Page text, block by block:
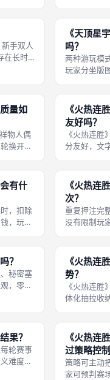
抗桌游，设
制。
手双人
在长时
《天顶星
吗？
两种游玩模
玩家分坐版
共享机制，
紧凑、思
量如
物人偶
换开桌
类配件
《火热连
友好吗？
《火热连
分友好，文
情。低龄儿
槛，绝大
有什
，扣除
，玩家
一，基
《火热连
次？
重复押注完
没有限制玩
次、一张侧
目标下注
？
秘密塞
，零基
《火热连
势？
《火热连
体化抽拉收
时适配全年
优势完整
果？
轮赛事
难度，
《火热连
过策略控
策略可主动
家可预判赛